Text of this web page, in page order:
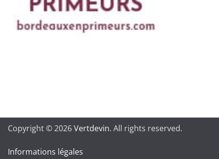
Copyright © 2026Vertdevin. All rights reserved.
Informations légales